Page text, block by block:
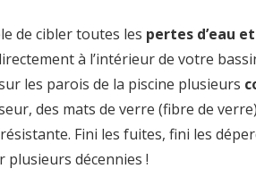
de cibler toutes les pertes d’eau
à l’intérieur de votre
les parois de la piscine plusieurs
des mats de verre (fibre de
Fini les fuites, fini les
décennies !